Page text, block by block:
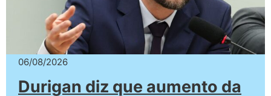
06/08/2026
Durigan diz que aumento da